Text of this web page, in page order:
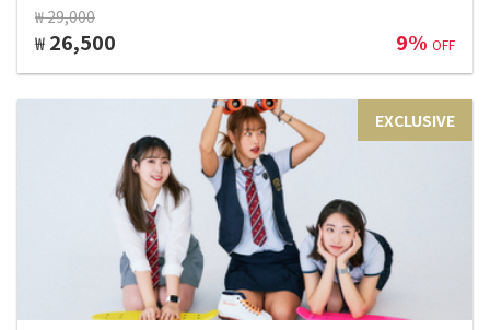
₩ 29,000
₩ 26,500 9% OFF
EXCLUSIVE